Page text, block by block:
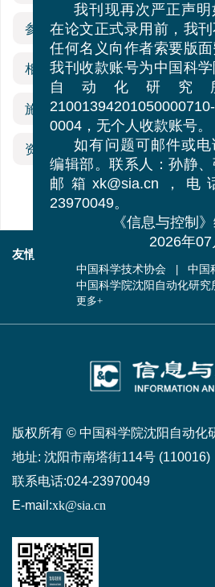
参考文献(34)
相关文章
施引文献
资源附件(0)
友情链接
中国科学技术协会
中国
中国科学院沈阳自动化研究
更多+
版权所有 © 中国科学院沈阳自动化
地址: 沈阳市南塔街114号 (110016)
联系电话:024-23970049
E-mail:xk@sia.cn
我刊现再次严正声明
在论文正式录用前，我刊
任何名义向作者索要版面
我刊收款账号为中国科学
自动化研究
21001394201050000710-
0004，无个人收款账号。
如有问题可邮件或电
编辑部。联系人：孙静、
邮箱xk@sia.cn，电
23970049。
《信息与控制》
2026年07